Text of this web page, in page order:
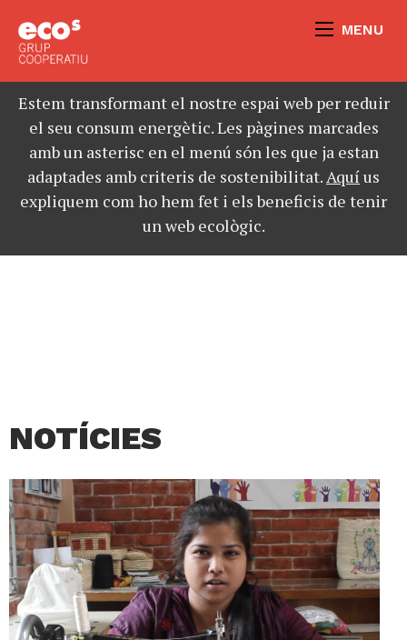
MENU
Estem transformant el nostre espai web per reduir
el seu consum energètic. Les pàgines marcades
amb un asterisc en el menú són les que ja estan
adaptades amb criteris de sostenibilitat.Aquíus
expliquem com ho hem fet i els beneficis de tenir
un web ecològic.
NOTÍCIES